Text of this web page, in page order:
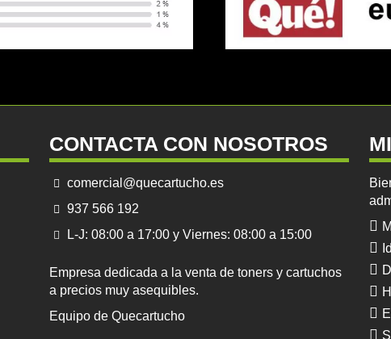
CONTACTA CON NOSOTROS
comercial@quecartucho.es
937 566 192
L-J: 08:00 a 17:00 y Viernes: 08:00 a 15:00
Empresa dedicada a la venta de toners y cartuchos
a precios muy asequibles.
Equipo de Quecartucho